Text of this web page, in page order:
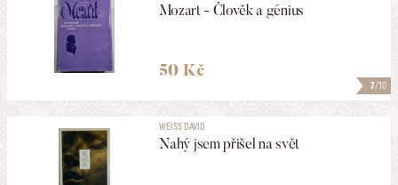
7/10
Mozart - Člověk a génius
50 Kč
WEISS DAVID
Nahý jsem přišel na svět